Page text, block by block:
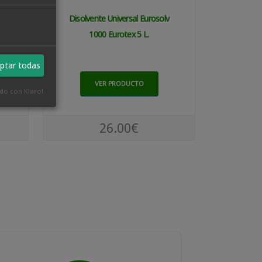
Disolvente Universal Eurosolv
1000 Eurotex 5 L.
VER PRODUCTO
26.00€
todas
con Klaro!